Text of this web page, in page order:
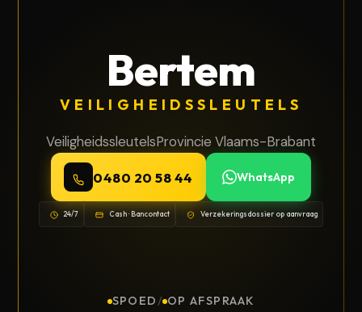
Bertem
VEILIGHEIDSSLEUTELS
VeiligheidssleutelsProvincie Vlaams-Brabant
0480 20 58 44 WhatsApp
24/7 Cash · Bancontact Verzekeringsdossier op aanvraag
SPOED / OP AFSPRAAK